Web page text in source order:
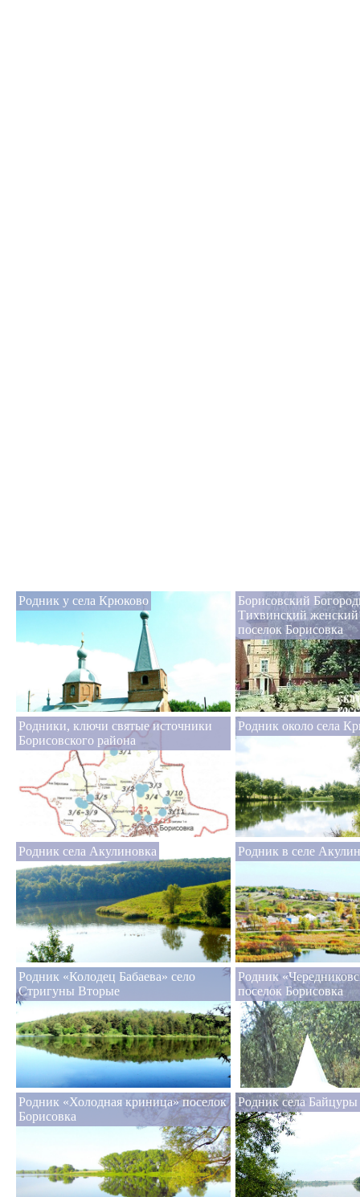
Родник у села Крюково
Борисовский
Тихвинский
поселок Борисовка
Родники, ключи святые источники
Борисовского района
Родник около села
Родник села Акулиновка Родник в селе
Родник «Колодец Бабаева» село
Стригуны Вторые
Родник
поселок Борисовка
Родник «Холодная криница» поселок
Борисовка
Родник села Байцуры